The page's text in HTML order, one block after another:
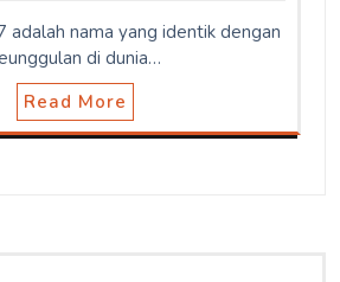
adalah nama yang identik dengan
di dunia…
Read More